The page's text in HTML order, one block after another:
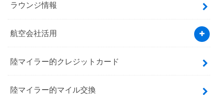
ラウンジ情報
航空会社活用
陸マイラー的クレジットカード
陸マイラー的マイル交換